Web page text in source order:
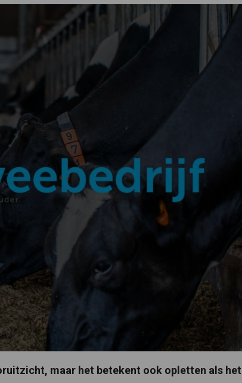
maar het betekent ook opletten als het